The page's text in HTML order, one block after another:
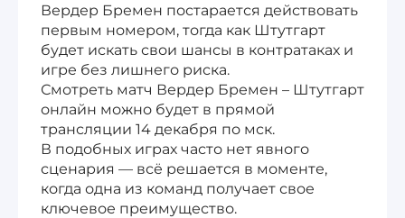
Вердер Бремен постарается действовать
первым номером, тогда как Штутгарт
будет искать свои шансы в контратаках и
игре без лишнего риска.
Смотреть матч Вердер Бремен – Штутгарт
онлайн можно будет в прямой
трансляции 14 декабря по мск.
В подобных играх часто нет явного
сценария — всё решается в моменте,
когда одна из команд получает свое
ключевое преимущество.